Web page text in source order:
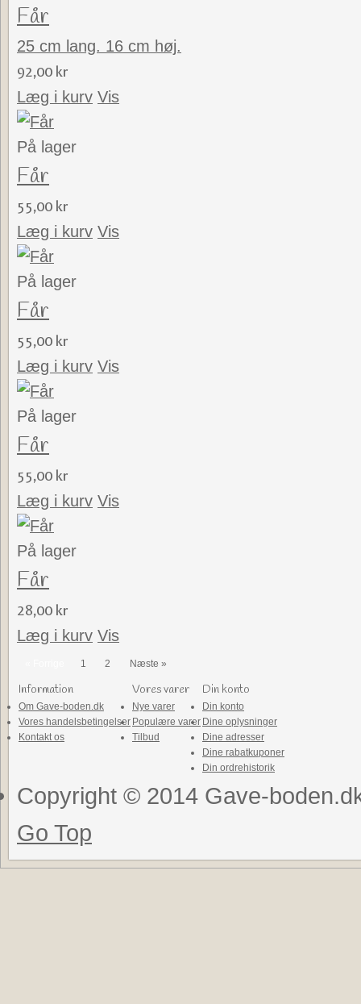
Får
25 cm lang. 16 cm høj.
92,00 kr
Læg i kurv Vis
På lager
Får
55,00 kr
Læg i kurv Vis
På lager
Får
55,00 kr
Læg i kurv Vis
På lager
Får
55,00 kr
Læg i kurv Vis
På lager
Får
28,00 kr
Læg i kurv Vis
1 2 Næste »
Information
Om Gave-boden.dk
Vores handelsbetingelser
Kontakt os
Vores varer
Nye varer
Populære varer
Tilbud
Din konto
Din konto
Dine oplysninger
Dine adresser
Dine rabatkuponer
Din ordrehistorik
Copyright © 2014 Gave-
Go Top